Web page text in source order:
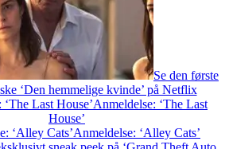
Se den første
‘Den hemmelige kvinde’ på Netflix
Anmeldelse: ‘The Last
House’
Anmeldelse: ‘Alley Cats’